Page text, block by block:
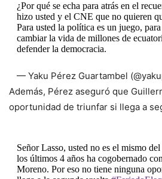
¿Por qué se echa para atrás en el
hizo usted y el CNE que no quieren
Para usted la política es un juego,
cambiar la vida de millones de
defender la democracia.
— Yaku Pérez Guartambel
2021
Además, Pérez aseguró que
oportunidad de triunfar si llega a
Señor Lasso, usted no es el mismo
los últimos 4 años ha cogobernado
Moreno. Por eso no tiene ninguna